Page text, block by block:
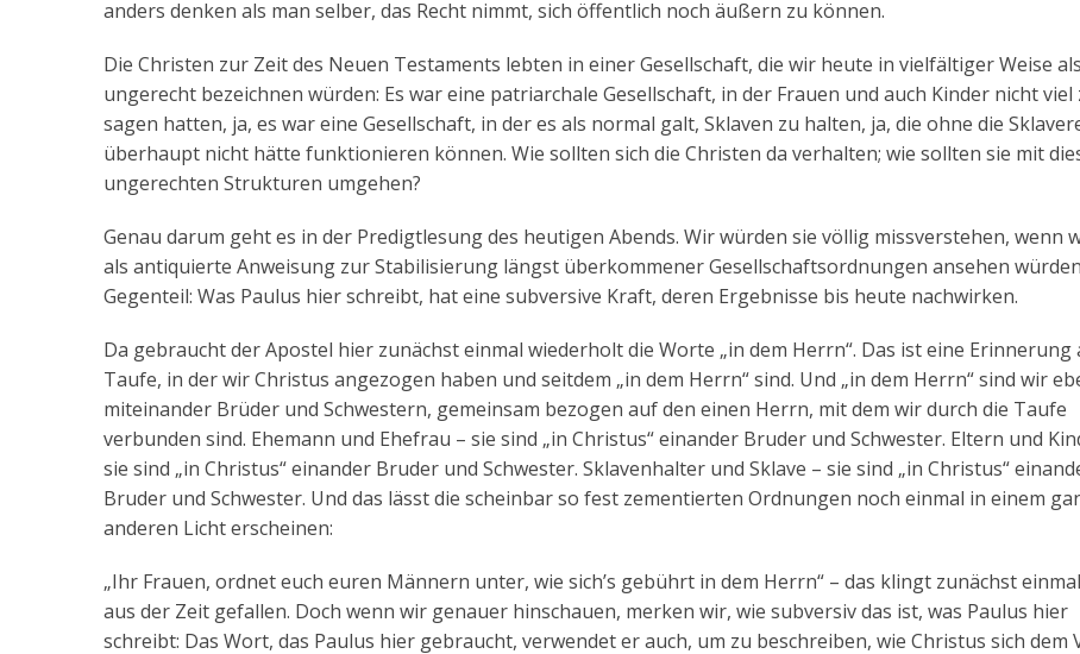
anders denken als man selber, das Recht nimmt, sich öffentlich noch äußern zu können.
Die Christen zur Zeit des Neuen Testaments lebten in einer Gesellschaft, die wir heute in vielfältiger Weise
ungerecht bezeichnen würden: Es war eine patriarchale Gesellschaft, in der Frauen und auch Kinder nicht viel
sagen hatten, ja, es war eine Gesellschaft, in der es als normal galt, Sklaven zu halten, ja, die ohne die
überhaupt nicht hätte funktionieren können. Wie sollten sich die Christen da verhalten; wie sollten sie mit
ungerechten Strukturen umgehen?
Genau darum geht es in der Predigtlesung des heutigen Abends. Wir würden sie völlig missverstehen, wenn
als antiquierte Anweisung zur Stabilisierung längst überkommener Gesellschaftsordnungen ansehen
Gegenteil: Was Paulus hier schreibt, hat eine subversive Kraft, deren Ergebnisse bis heute nachwirken.
Da gebraucht der Apostel hier zunächst einmal wiederholt die Worte „in dem Herrn“. Das ist eine Erinnerung
Taufe, in der wir Christus angezogen haben und seitdem „in dem Herrn“ sind. Und „in dem Herrn“ sind wir
miteinander Brüder und Schwestern, gemeinsam bezogen auf den einen Herrn, mit dem wir durch die Taufe
verbunden sind. Ehemann und Ehefrau – sie sind „in Christus“ einander Bruder und Schwester. Eltern und
sie sind „in Christus“ einander Bruder und Schwester. Sklavenhalter und Sklave – sie sind „in Christus“
Bruder und Schwester. Und das lässt die scheinbar so fest zementierten Ordnungen noch einmal in einem
anderen Licht erscheinen:
„Ihr Frauen, ordnet euch euren Männern unter, wie sich’s gebührt in dem Herrn“ – das klingt zunächst
aus der Zeit gefallen. Doch wenn wir genauer hinschauen, merken wir, wie subversiv das ist, was Paulus hier
schreibt: Das Wort, das Paulus hier gebraucht, verwendet er auch, um zu beschreiben, wie Christus sich dem